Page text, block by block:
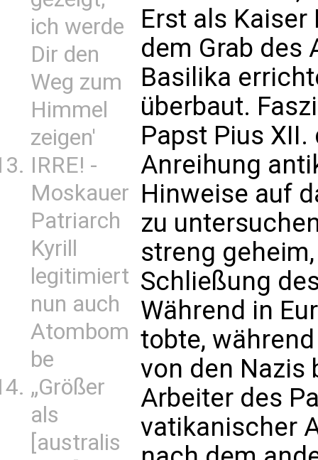
ich werde
Dir den
Weg zum
Himmel
zeigen'
IRRE! -
Moskauer
Patriarch
Kyrill
legitimiert
nun auch
Atombom
be
„Größer
als
[australis
Erst als
dem Grab des
Basilika
überbaut.
Papst Pius
Anreihung
Hinweise auf
zu
streng
Schließung
Während in
tobte,
von den Nazis
Arbeiter des
vatikanischer